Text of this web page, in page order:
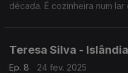
década. É cozinheira num
Teresa Silva - Islândia
Ep. 8
24 fev. 2025